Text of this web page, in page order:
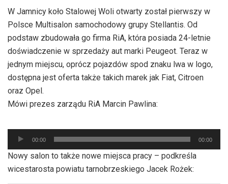
W Jamnicy koło Stalowej Woli otwarty został pierwszy w
Polsce Multisalon samochodowy grupy Stellantis. Od
podstaw zbudowała go firma RiA, która posiada 24-letnie
doświadczenie w sprzedaży aut marki Peugeot. Teraz w
jednym miejscu, oprócz pojazdów spod znaku lwa w logo,
dostępna jest oferta także takich marek jak Fiat, Citroen
oraz Opel.
Mówi prezes zarządu RiA Marcin Pawlina:
Odtwarzacz
plików
dźwiękowych
00:00 00:00
Nowy salon to także nowe miejsca pracy – podkreśla
wicestarosta powiatu tarnobrzeskiego Jacek Rożek: